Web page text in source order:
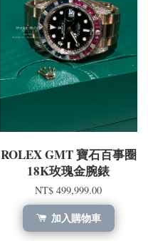
ROLEX GMT 寶石百事圈
18K玫瑰金腕錶
NT$ 499,999.00
加入購物車